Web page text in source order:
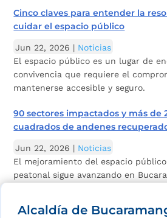
Cinco claves para entender la
cuidar el espacio público
Jun 22, 2026 | Noticias
El espacio público es un lugar de
convivencia que requiere el
mantenerse accesible y seguro.
90 sectores impactados y más de
cuadrados de andenes
Jun 22, 2026 | Noticias
El mejoramiento del espacio
peatonal sigue avanzando en
Alcaldía de